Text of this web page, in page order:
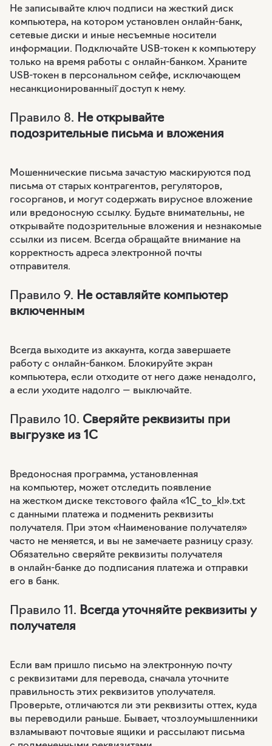
Не записывайте ключ подписи на жесткий диск
компьютера, на котором установлен онлайн-банк,
сетевые диски и иные несъемные носители
информации. Подключайте USB-токен к компьютеру
только на время работы с онлайн-банком. Храните
USB-токен в персональном сейфе, исключающем
несанкционированный̆ доступ к нему.
Правило 8. Не открывайте
подозрительные письма и вложения
Мошеннические письма зачастую маскируются под
письма от старых контрагентов, регуляторов,
госорганов, и могут содержать вирусное вложение
или вредоносную ссылку. Будьте внимательны, не
открывайте подозрительные вложения и незнакомые
ссылки из писем. Всегда обращайте внимание на
корректность адреса электронной почты
отправителя.
Правило 9. Не оставляйте компьютер
включенным
Всегда выходите из аккаунта, когда завершаете
работу с онлайн-банком. Блокируйте экран
компьютера, если отходите от него даже ненадолго,
а если уходите надолго — выключайте.
Правило 10. Сверяйте реквизиты при
выгрузке из 1С
Вредоносная программа, установленная
на компьютер, может отследить появление
на жестком диске текстового файла «1С_to_kl».txt
с данными платежа и подменить реквизиты
получателя. При этом «Наименование получателя»
часто не меняется, и вы не замечаете разницу сразу.
Обязательно сверяйте реквизиты получателя
в онлайн-банке до подписания платежа и отправки
его в банк.
Правило 11. Всегда уточняйте реквизиты у
получателя
Если вам пришло письмо на электронную почту
с реквизитами для перевода, сначала уточните
правильность этих реквизитов уполучателя.
Проверьте, отличаются ли эти реквизиты оттех, куда
вы переводили раньше. Бывает, чтозлоумышленники
взламывают почтовые ящики и рассылают письма